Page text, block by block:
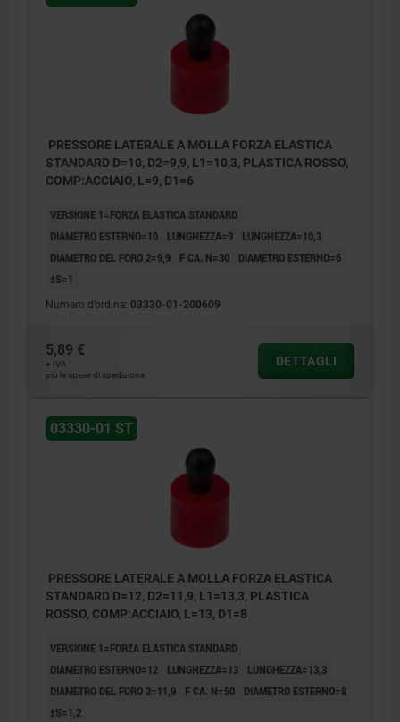
PRESSORE LATERALE A MOLLA FORZA ELASTICA
STANDARD D=10, D2=9,9, L1=10,3, PLASTICA ROSSO,
COMP:ACCIAIO, L=9, D1=6
VERSIONE 1=FORZA ELASTICA STANDARD
DIAMETRO ESTERNO=10
LUNGHEZZA=9
LUNGHEZZA=10,3
DIAMETRO DEL FORO 2=9,9
F CA. N=30
DIAMETRO ESTERNO=6
±S=1
Numero d’ordine: 03330-01-200609
5,89 €
+ IVA
più le spese di spedizione
DETTAGLI
03330-01 ST
PRESSORE LATERALE A MOLLA FORZA ELASTICA
STANDARD D=12, D2=11,9, L1=13,3, PLASTICA
ROSSO, COMP:ACCIAIO, L=13, D1=8
VERSIONE 1=FORZA ELASTICA STANDARD
DIAMETRO ESTERNO=12
LUNGHEZZA=13
LUNGHEZZA=13,3
DIAMETRO DEL FORO 2=11,9
F CA. N=50
DIAMETRO ESTERNO=8
±S=1,2